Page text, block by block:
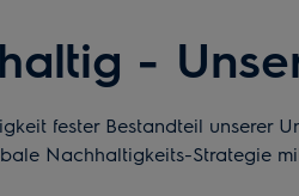
-
fester Bestandteil unserer
Nachhaltigkeits-Strategie